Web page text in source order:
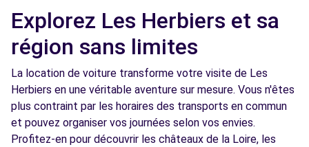
Explorez Les Herbiers et sa
région sans limites
La location de voiture transforme votre visite de Les
Herbiers en une véritable aventure sur mesure. Vous n'êtes
plus contraint par les horaires des transports en commun
et pouvez organiser vos journées selon vos envies.
Profitez-en pour découvrir les châteaux de la Loire, les